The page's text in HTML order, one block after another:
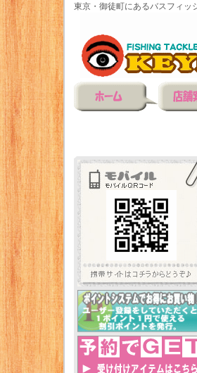
東京・御徒町にあるバスフィッ